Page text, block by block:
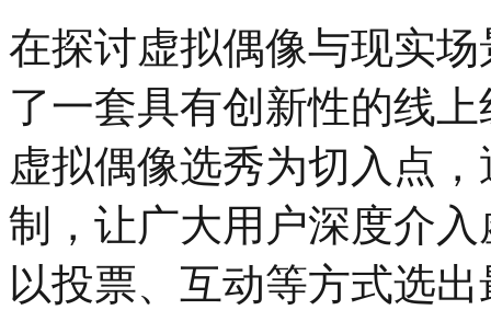
在探讨虚拟偶像与现实
了一套具有创新性的线
虚拟偶像选秀为切入点
制，让广大用户深度介
以投票、互动等方式选